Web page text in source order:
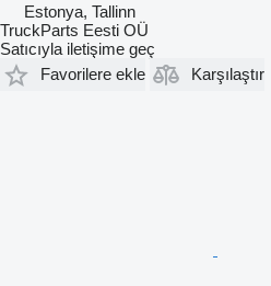
Estonya, Tallinn
TruckParts Eesti OÜ
Satıcıyla iletişime geç
Favorilere ekle
Karşılaştır